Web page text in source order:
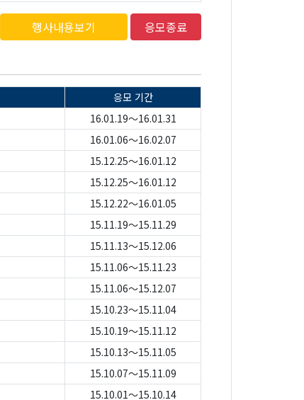
행사내용보기 응모종료
응모 기간
16.01.19～16.01.31
16.01.06～16.02.07
15.12.25～16.01.12
15.12.25～16.01.12
15.12.22～16.01.05
15.11.19～15.11.29
15.11.13～15.12.06
15.11.06～15.11.23
15.11.06～15.12.07
15.10.23～15.11.04
15.10.19～15.11.12
15.10.13～15.11.05
15.10.07～15.11.09
15.10.01～15.10.14